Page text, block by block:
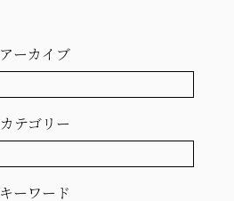
アーカイブ
カテゴリー
キーワード